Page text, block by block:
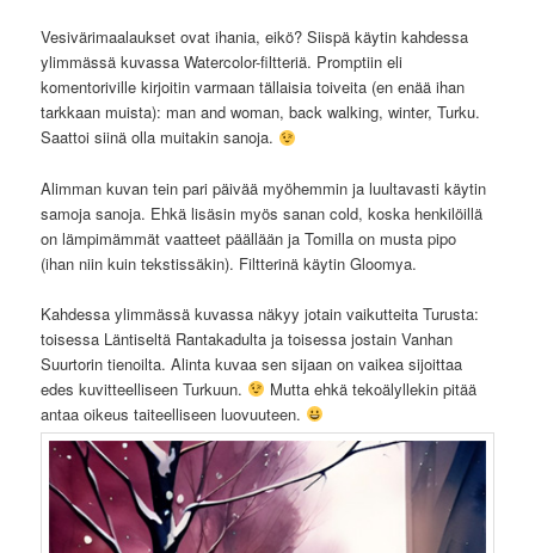
Vesivärimaalaukset ovat ihania, eikö? Siispä käytin kahdessa
ylimmässä kuvassa Watercolor-filtteriä. Promptiin eli
komentoriville kirjoitin varmaan tällaisia toiveita (en enää ihan
tarkkaan muista): man and woman, back walking, winter, Turku.
Saattoi siinä olla muitakin sanoja.
Alimman kuvan tein pari päivää myöhemmin ja luultavasti käytin
samoja sanoja. Ehkä lisäsin myös sanan cold, koska henkilöillä
on lämpimämmät vaatteet päällään ja Tomilla on musta pipo
(ihan niin kuin tekstissäkin). Filtterinä käytin Gloomya.
Kahdessa ylimmässä kuvassa näkyy jotain vaikutteita Turusta:
toisessa Läntiseltä Rantakadulta ja toisessa jostain Vanhan
Suurtorin tienoilta. Alinta kuvaa sen sijaan on vaikea sijoittaa
edes kuvitteelliseen Turkuun.
Mutta ehkä tekoälyllekin pitää
antaa oikeus taiteelliseen luovuuteen.